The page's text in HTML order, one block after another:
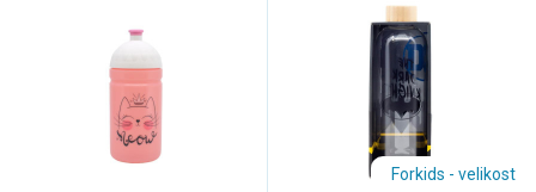
Forkids - velikost